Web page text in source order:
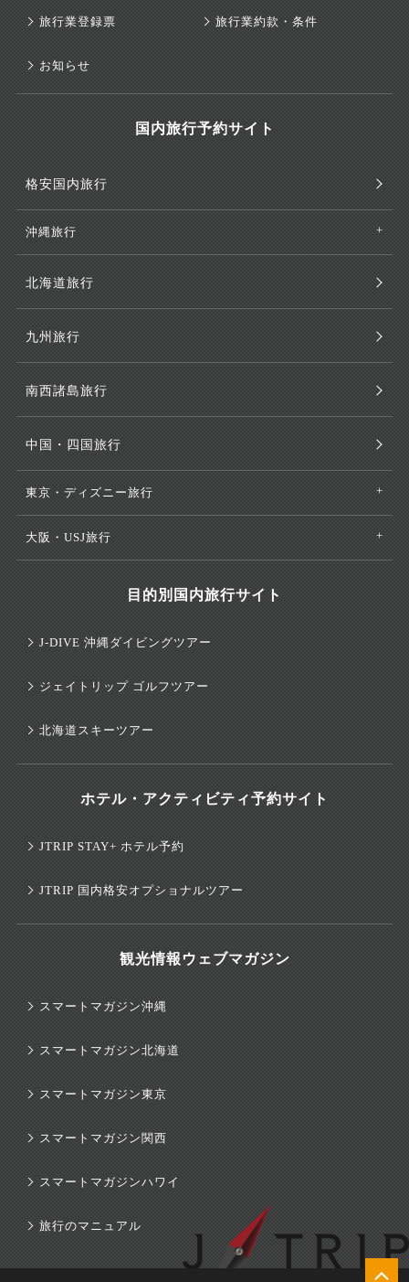
×
旅行業登録票 旅行業約款・条件
お知らせ
国内旅行予約サイト
格安国内旅行
沖縄旅行
北海道旅行
九州旅行
南西諸島旅行
中国・四国旅行
東京・ディズニー旅行
大阪・USJ旅行
目的別国内旅行サイト
J-DIVE 沖縄ダイビングツアー
ジェイトリップ ゴルフツアー
北海道スキーツアー
ホテル・アクティビティ予約サイト
JTRIP STAY+ ホテル予約
JTRIP 国内格安オプショナルツアー
観光情報ウェブマガジン
スマートマガジン沖縄
スマートマガジン北海道
スマートマガジン東京
スマートマガジン関西
スマートマガジンハワイ
旅行のマニュアル